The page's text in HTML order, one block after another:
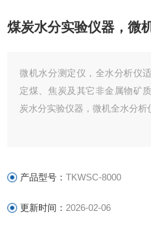
煤炭水分实验仪器，微
微机水分测定仪，全水分析仪
定煤、焦炭及其它非金属物矿
炭水分实验仪器，微机全水分析
产品型号：TKWSC-8000
更新时间： 2026-02-06